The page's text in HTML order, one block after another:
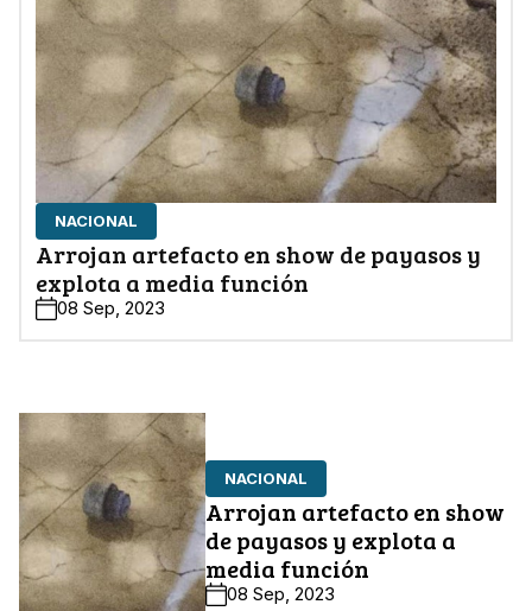
NACIONAL
Arrojan artefacto en show de payasos y
explota a media función
08 Sep, 2023
NACIONAL
Arrojan artefacto en show
de payasos y explota a
media función
08 Sep, 2023